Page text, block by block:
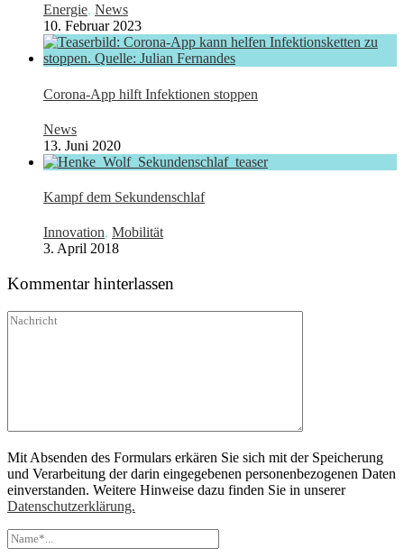
Energie, News
10. Februar 2023
Corona-App hilft Infektionen stoppen
News
13. Juni 2020
Kampf dem Sekundenschlaf
Innovation, Mobilität
3. April 2018
Kommentar hinterlassen
Mit Absenden des Formulars erkären Sie sich mit der Speicherung
und Verarbeitung der darin eingegebenen personenbezogenen Daten
einverstanden. Weitere Hinweise dazu finden Sie in unserer
Datenschutzerklärung.